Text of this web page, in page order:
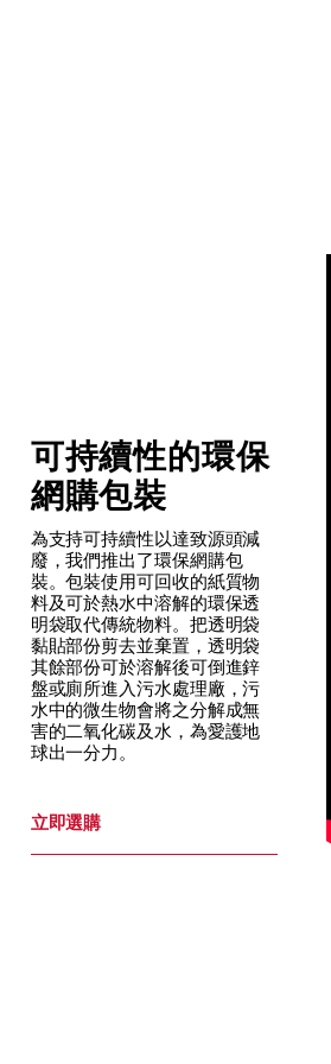
可持續性的環保
網購包裝
為支持可持續性以達致源頭減
廢，我們推出了環保網購包
裝。包裝使用可回收的紙質物
料及可於熱水中溶解的環保透
明袋取代傳統物料。把透明袋
黏貼部份剪去並棄置，透明袋
其餘部份可於溶解後可倒進鋅
盤或廁所進入污水處理廠，污
水中的微生物會將之分解成無
害的二氧化碳及水，為愛護地
球出一分力。
立即選購